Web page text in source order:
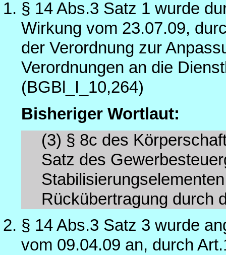
§ 14 Abs.3 Satz 1 wurde
Wirkung vom 23.07.09,
der Verordnung zur
Verordnungen an die
(BGBl_I_10,264)
Bisheriger Wortlaut:
(3) § 8c des
Satz des
Rückübertragung durch
§ 14 Abs.3 Satz 3 wurde
vom 09.04.09 an, durch